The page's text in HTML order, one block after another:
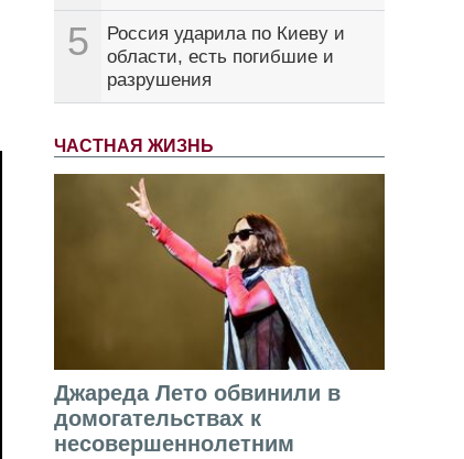
5
Россия ударила по Киеву и
области, есть погибшие и
разрушения
ЧАСТНАЯ ЖИЗНЬ
Джареда Лето обвинили в
домогательствах к
несовершеннолетним